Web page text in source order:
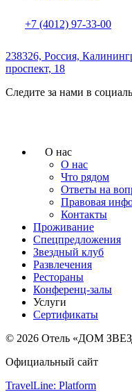
+7 (4012) 97-33-00
238326, Россия,
проспект, 18
Следите за нами в
О нас
О нас
Что рядом
Ответы на
Правовая
Контакты
Проживание
Спецпредложения
Звездный клуб
Развлечения
Рестораны
Конференц-залы
Услуги
Сертификаты
© 2026 Отель «ДОМ
Официальный сайт
TravelLine: Platform